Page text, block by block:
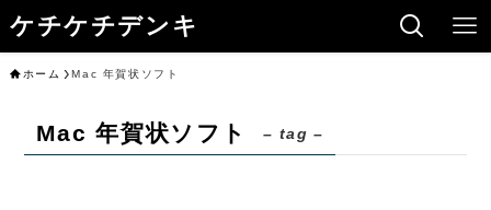
ケチケチデンキ
ホーム Mac 年賀状ソフト
Mac 年賀状ソフト – tag –